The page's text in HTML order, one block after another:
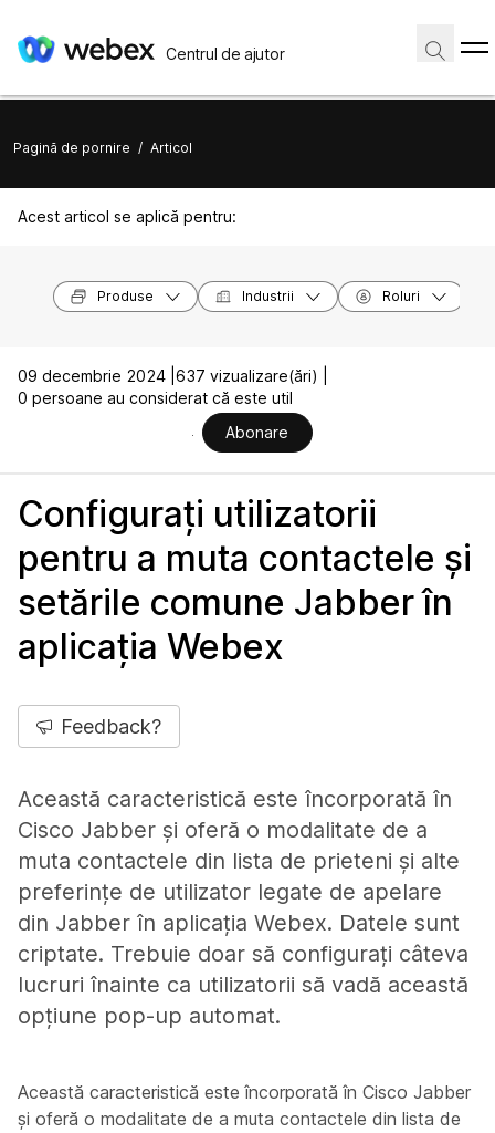
Centrul de ajutor
Pagină de pornire / Articol
Acest articol se aplică pentru:
Produse Industrii Roluri
09 decembrie 2024 | 637 vizualizare(ări) |
0 persoane au considerat că este util
Abonare
Configurați utilizatorii
pentru a muta contactele și
setările comune Jabber în
aplicația Webex
Feedback?
Această caracteristică este încorporată în
Cisco Jabber și oferă o modalitate de a
muta contactele din lista de prieteni și alte
preferințe de utilizator legate de apelare
din Jabber în aplicația Webex. Datele sunt
criptate. Trebuie doar să configurați câteva
lucruri înainte ca utilizatorii să vadă această
opțiune pop-up automat.
Această caracteristică este încorporată în Cisco Jabber
și oferă o modalitate de a muta contactele din lista de